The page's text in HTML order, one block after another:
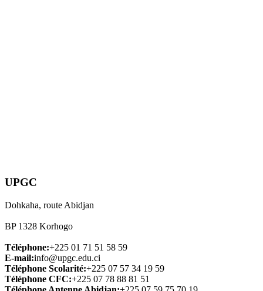
UPGC
Dohkaha, route Abidjan
BP 1328 Korhogo
Téléphone:+225 01 71 51 58 59
E-mail:info@upgc.edu.ci
Téléphone Scolarité:+225 07 57 34 19 59
Téléphone CFC:+225 07 78 88 81 51